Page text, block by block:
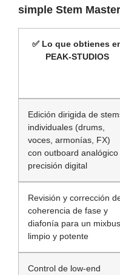
simple Stem Master
✅ Lo que obtienes
PEAK-STUDIOS
Edición dirigida de
individuales (drums,
voces, armonías, FX)
con outboard analógico
precisión digital
Revisión y corrección
coherencia de fase y
diafonía para un mixbus
limpio y potente
Control de low-end